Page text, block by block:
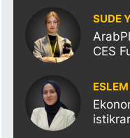
Etkisi
SUDE
CES